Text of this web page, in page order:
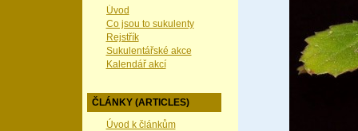
Úvod
Co jsou to sukulenty
Rejstřík
Sukulentářské akce
Kalendář akcí
ČLÁNKY (ARTICLES)
Úvod k článkům